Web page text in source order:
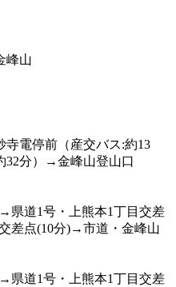
峰山
寺電停前（産交バス:約13
32分）→金峰山登山口
県道1号・上熊本1丁目交差
差点(10分)→市道・金峰山
県道1号・上熊本1丁目交差